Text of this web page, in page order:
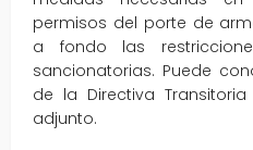
permisos del porte de
a fondo las
sancionatorias. Puede
de la Directiva
adjunto.